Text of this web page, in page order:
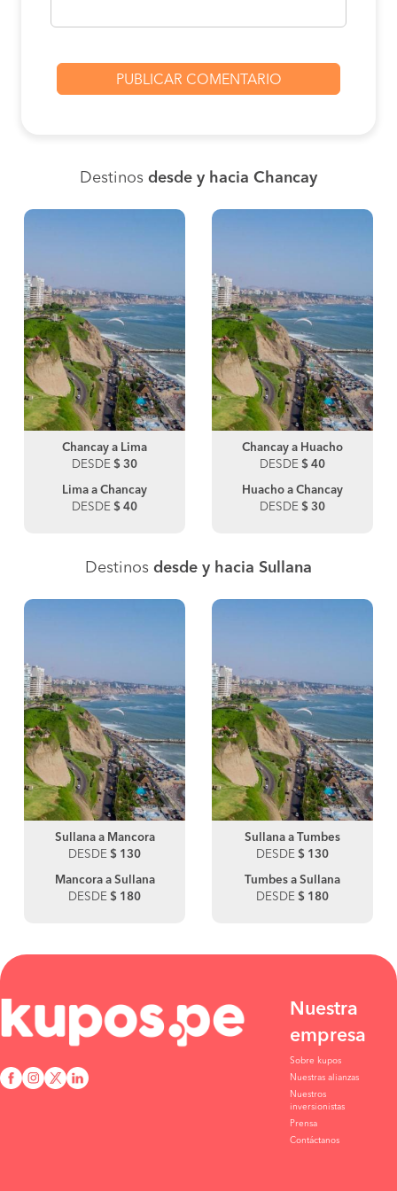
Destinos desde y hacia Chancay
Chancay a Lima
DESDE $ 30
Lima a Chancay
DESDE $ 40
Chancay a Huacho
DESDE $ 40
Huacho a Chancay
DESDE $ 30
Destinos desde y hacia Sullana
Sullana a Mancora
DESDE $ 130
Mancora a Sullana
DESDE $ 180
Sullana a Tumbes
DESDE $ 130
Tumbes a Sullana
DESDE $ 180
Nuestra
empresa
Sobre kupos
Nuestras alianzas
Nuestros
inversionistas
Prensa
Contáctanos